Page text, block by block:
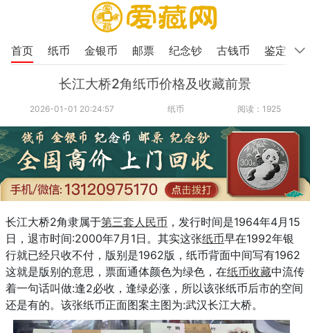
首页 纸币 金银币 邮票 纪念钞 古钱币 鉴定
长江大桥2角纸币价格及收藏前景
2026-01-01 20:24:57 纸币 阅读：1925
长江大桥2角隶属于第三套人民币 ，发行时间是1964年4月15
日，退市时间:2000年7月1日。其实这张纸币早在1992年银
行就已经只收不付，版别是1962版，纸币背面中间写有1962
这就是版别的意思，票面通体颜色为绿色，在纸币收藏中流传
着一句话叫做:逢2必收，逢绿必涨，所以该张纸币后市的空间
还是有的。该张纸币正面图案主图为:武汉长江大桥。